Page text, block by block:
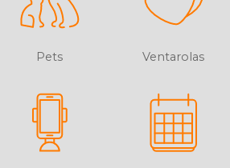
Pets Ventarolas